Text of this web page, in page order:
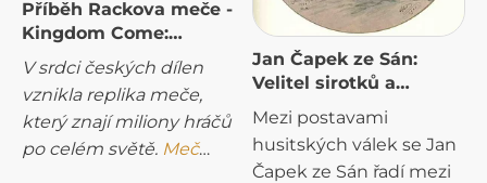
rytíř po bitvě hodovat
nebo hladovět.
Příběh Rackova meče -
Kingdom Come:
Deliverance
V srdci českých dílen
vznikla replika meče,
který znají miliony hráčů
po celém světě. Meč
Jan Čapek ze Sán:
Velitel sirotků a
válečník s velbloudem
Mezi postavami
husitských válek se Jan
Čapek ze Sán řadí mezi